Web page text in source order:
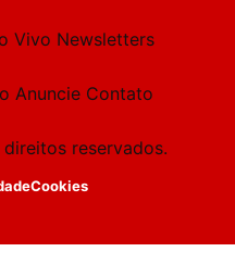
Vivo Newsletters
Anuncie Contato
reservados.
Cookies